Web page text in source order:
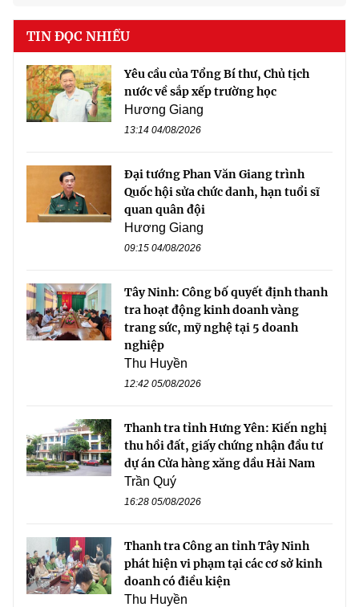
TIN ĐỌC NHIỀU
Yêu cầu của Tổng Bí thư, Chủ tịch
nước về sắp xếp trường học
Hương Giang
13:14 04/08/2026
Đại tướng Phan Văn Giang trình
Quốc hội sửa chức danh, hạn tuổi sĩ
quan quân đội
Hương Giang
09:15 04/08/2026
Tây Ninh: Công bố quyết định thanh
tra hoạt động kinh doanh vàng
trang sức, mỹ nghệ tại 5 doanh
nghiệp
Thu Huyền
12:42 05/08/2026
Thanh tra tỉnh Hưng Yên: Kiến nghị
thu hồi đất, giấy chứng nhận đầu tư
dự án Cửa hàng xăng dầu Hải Nam
Trần Quý
16:28 05/08/2026
Thanh tra Công an tỉnh Tây Ninh
phát hiện vi phạm tại các cơ sở kinh
doanh có điều kiện
Thu Huyền